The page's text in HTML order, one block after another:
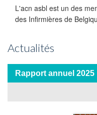
L'acn asbl est un des
des Infirmières de
Actualités
Rapport annuel 2025